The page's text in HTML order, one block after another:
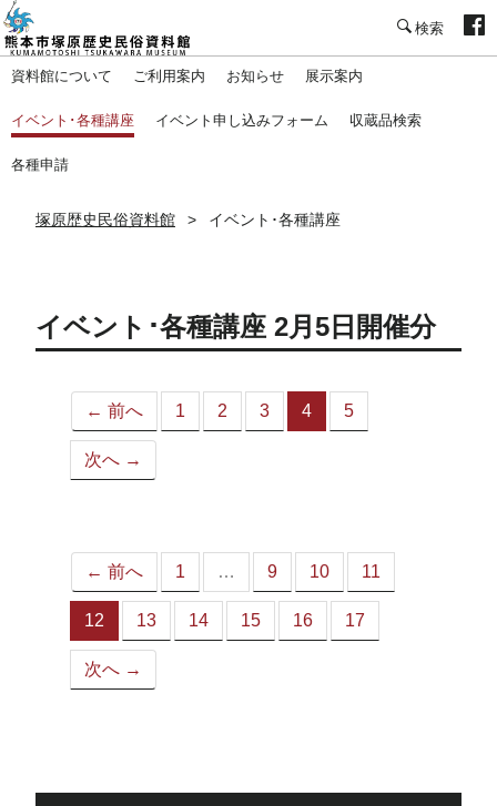
資料館について ご利用案内 お知らせ 展示案内
イベント･各種講座 イベント申し込みフォーム 収蔵品検索
各種申請
塚原歴史民俗資料館 イベント･各種講座
イベント･各種講座 2月5日開催分
← 前へ 1 2 3 4
（こ
5
次へ →
← 前へ 1 … 9 10 11
12
（こ
の
ペ
13 14 15 16 17
次へ →